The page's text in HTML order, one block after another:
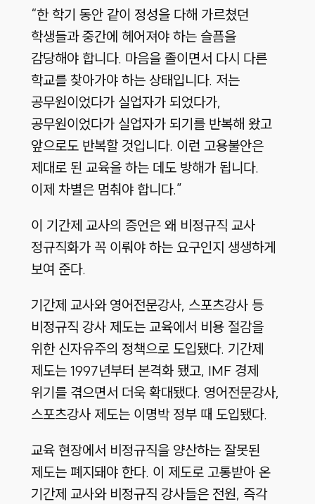
“한 학기 동안 같이 정성을 다해 가르쳤던
학생들과 중간에 헤어져야 하는 슬픔을
감당해야 합니다. 마음을 졸이면서 다시 다른
학교를 찾아가야 하는 상태입니다. 저는
공무원이었다가 실업자가 되었다가,
공무원이었다가 실업자가 되기를 반복해 왔고
앞으로도 반복할 것입니다. 이런 고용불안은
제대로 된 교육을 하는 데도 방해가 됩니다.
이제 차별은 멈춰야 합니다.”
이 기간제 교사의 증언은 왜 비정규직 교사
정규직화가 꼭 이뤄야 하는 요구인지 생생하게
보여 준다.
기간제 교사와 영어전문강사, 스포츠강사 등
비정규직 강사 제도는 교육에서 비용 절감을
위한 신자유주의 정책으로 도입됐다. 기간제
제도는 1997년부터 본격화 됐고, IMF 경제
위기를 겪으면서 더욱 확대됐다. 영어전문강사,
스포츠강사 제도는 이명박 정부 때 도입됐다.
교육 현장에서 비정규직을 양산하는 잘못된
제도는 폐지돼야 한다. 이 제도로 고통받아 온
기간제 교사와 비정규직 강사들은 전원, 즉각